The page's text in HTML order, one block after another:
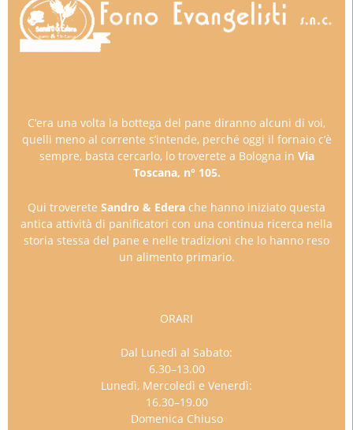
C’era una volta la bottega del pane diranno alcuni di voi,
quelli meno al corrente s’intende, perché oggi il fornaio c’è
sempre, basta cercarlo, lo troverete a Bologna in Via
Toscana, n° 105.
Qui troverete Sandro & Edera che hanno iniziato questa
antica attività di panificatori con una continua ricerca nella
storia stessa del pane e nelle tradizioni che lo hanno reso
un alimento primario.
ORARI
Dal Lunedì al Sabato:
6.30–13.00
Lunedì, Mercoledì e Venerdì:
16.30–19.00
Domenica Chiuso